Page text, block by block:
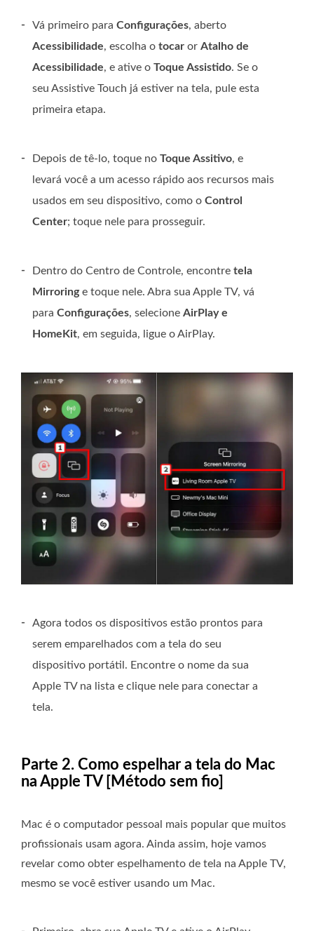
- Vá primeiro para Configurações, aberto
Acessibilidade, escolha o tocar or Atalho de
Acessibilidade, e ative o Toque Assistido. Se o
seu Assistive Touch já estiver na tela, pule esta
primeira etapa.
- Depois de tê-lo, toque no Toque Assitivo, e
levará você a um acesso rápido aos recursos mais
usados ​​em seu dispositivo, como o Control
Center; toque nele para prosseguir.
- Dentro do Centro de Controle, encontre tela
Mirroringe toque nele. Abra sua Apple TV, vá
para Configurações, selecione AirPlay e
HomeKit, em seguida, ligue o AirPlay.
-
Agora todos os dispositivos estão prontos para
serem emparelhados com a tela do seu
dispositivo portátil. Encontre o nome da sua
Apple TV na lista e clique nele para conectar a
tela.
Parte 2. Como espelhar a tela do Mac
na Apple TV [Método sem fio]
Mac é o computador pessoal mais popular que muitos
profissionais usam agora. Ainda assim, hoje vamos
revelar como obter espelhamento de tela na Apple TV,
mesmo se você estiver usando um Mac.